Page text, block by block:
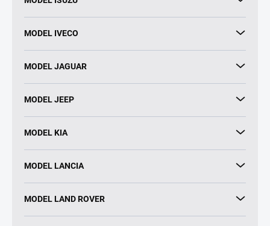
MODEL IVECO
MODEL JAGUAR
MODEL JEEP
MODEL KIA
MODEL LANCIA
MODEL LAND ROVER